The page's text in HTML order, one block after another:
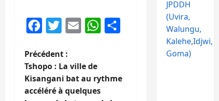
Facebook
Twitter
EmailWhatsApp
Partager
N
a
Précédent :
Tshopo : La ville de
Kisangani bat au rythme
accéléré à quelques
JPDDH
(Uvira,
Walungu,
Kalehe,Idjwi,
Goma)